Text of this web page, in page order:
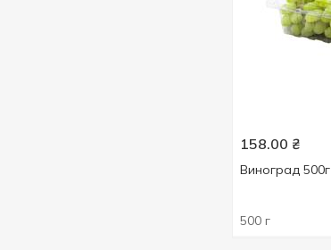
158.00 ₴
Виноград 500г
500 г